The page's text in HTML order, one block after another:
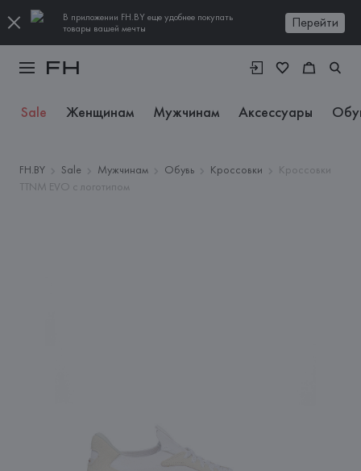
В приложении FH.BY еще удобнее покупать
товары вашей мечты
Перейти
Sale Женщинам Мужчинам Аксессуары
FH.BY Sale Мужчинам Обувь Кроссовки
Кроссовки
TTNM EVO с логотипом